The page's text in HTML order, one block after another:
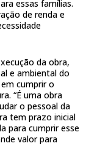
essas famílias.
de renda e
da obra,
e ambiental do
cumprir o
“É uma obra
o pessoal da
tem prazo inicial
para cumprir esse
valor para